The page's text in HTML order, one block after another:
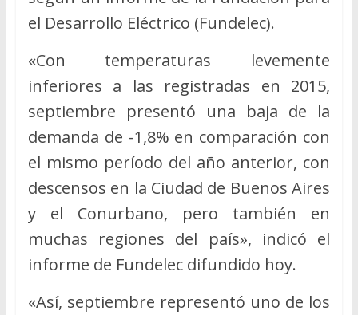
el Desarrollo Eléctrico (Fundelec).
«Con temperaturas levemente
inferiores a las registradas en 2015,
septiembre presentó una baja de la
demanda de -1,8% en comparación con
el mismo período del año anterior, con
descensos en la Ciudad de Buenos Aires
y el Conurbano, pero también en
muchas regiones del país», indicó el
informe de Fundelec difundido hoy.
«Así, septiembre representó uno de los